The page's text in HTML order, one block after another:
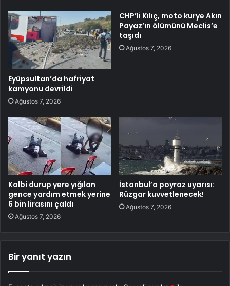
Eyüpsultan’da hafriyat
kamyonu devrildi
Ağustos 7, 2026
CHP’li Kılıç, moto kurye Akın
Payaz’ın ölümünü Meclis’e
taşıdı
Ağustos 7, 2026
Kalbi durup yere yığılan
gence yardım etmek yerine
6 bin lirasını çaldı
Ağustos 7, 2026
İstanbul’a poyraz uyarısı:
Rüzgar kuvvetlenecek!
Ağustos 7, 2026
Bir yanıt yazın